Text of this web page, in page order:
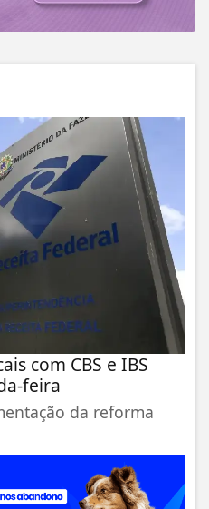
com CBS e IBS
feira
da reforma